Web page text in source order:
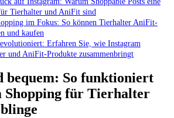
Tierhalter und AniFit ⁢sind
im Fokus: So können Tierhalter AniFit-
und kaufen
Erfahren ​Sie, wie ⁤Instagram
und AniFit-Produkte zusammenbringt
bequem: So funktioniert
Shopping ⁤für ‍Tierhalter